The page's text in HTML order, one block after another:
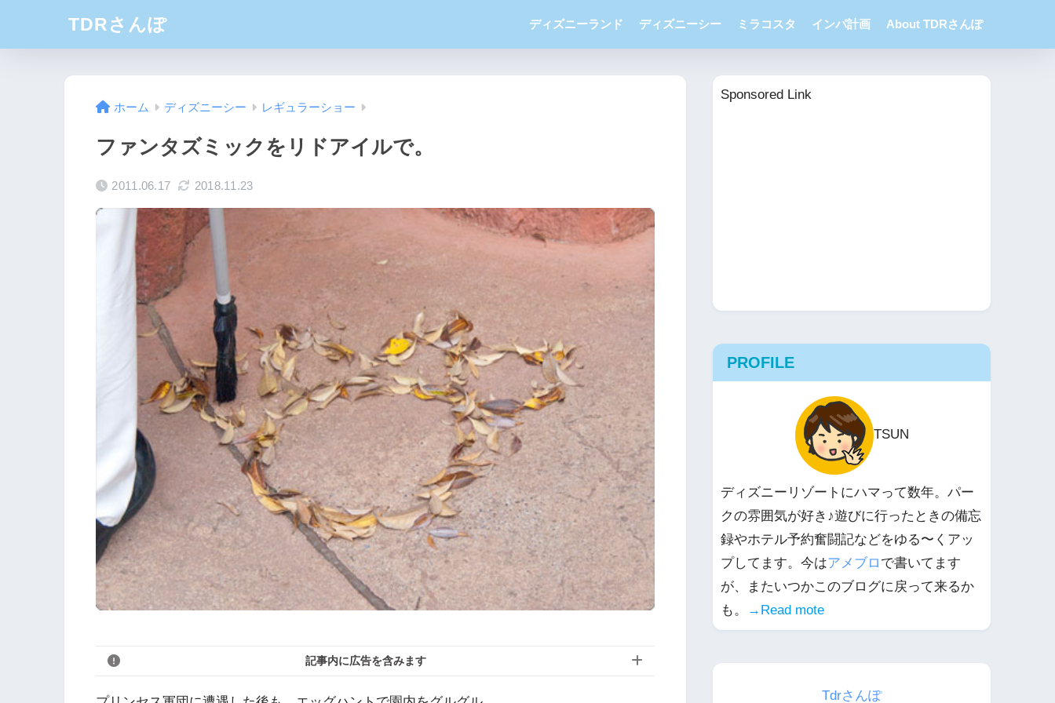
TDRさんぽ ディズニーランド ディズニーシー ミラコスタ インパ計画 About TDRさんぽ
ホーム ディズニーシー レギュラーショー
ファンタズミックをリドアイルで。
2011.06.17 2018.11.23
記事内に広告を含みます
Sponsored Link
PROFILE
TSUN
ディズニーリゾートにハマって数年。パー
クの雰囲気が好き♪遊びに行ったときの備忘
録やホテル予約奮闘記などをゆる〜くアッ
プしてます。今はアメブロ で書いてます
が、またいつかこのブログに戻って来るか
も。
→Read mote
Tdrさんぽ